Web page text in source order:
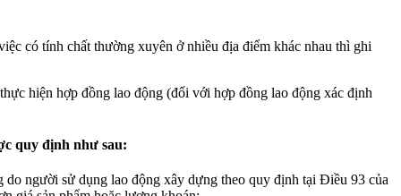
có tính chất thường xuyên ở nhiều địa điểm khác nhau thì ghi
hiện hợp đồng lao động (đối với hợp đồng lao động xác định
quy định như sau:
người sử dụng lao động xây dựng theo quy định tại Điều 93 của